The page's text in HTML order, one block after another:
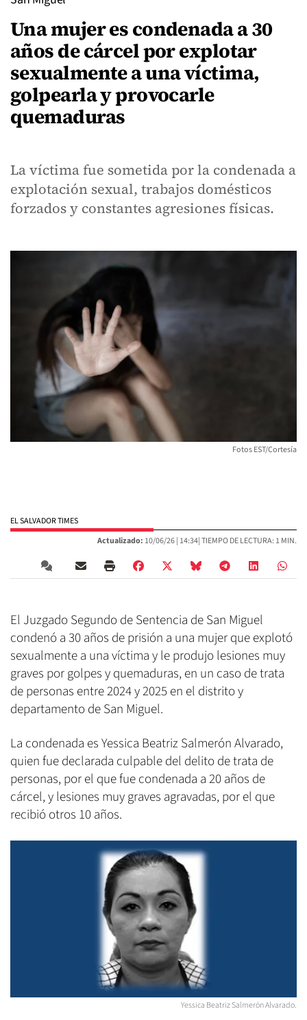
Una mujer es condenada a 30
años de cárcel por explotar
sexualmente a una víctima,
golpearla y provocarle
quemaduras
La víctima fue sometida por la condenada a
explotación sexual, trabajos domésticos
forzados y constantes agresiones físicas.
Fotos EST/Cortesía
EL SALVADOR TIMES
Actualizado: 10/06/26 | 14:34| TIEMPO DE LECTURA: 1 MIN.
El Juzgado Segundo de Sentencia de San Miguel
condenó a 30 años de prisión a una mujer que explotó
sexualmente a una víctima y le produjo lesiones muy
graves por golpes y quemaduras, en un caso de trata
de personas entre 2024 y 2025 en el distrito y
departamento de San Miguel.
La condenada es Yessica Beatriz Salmerón Alvarado,
quien fue declarada culpable del delito de trata de
personas, por el que fue condenada a 20 años de
cárcel, y lesiones muy graves agravadas, por el que
recibió otros 10 años.
Yessica Beatriz Salmerón Alvarado.